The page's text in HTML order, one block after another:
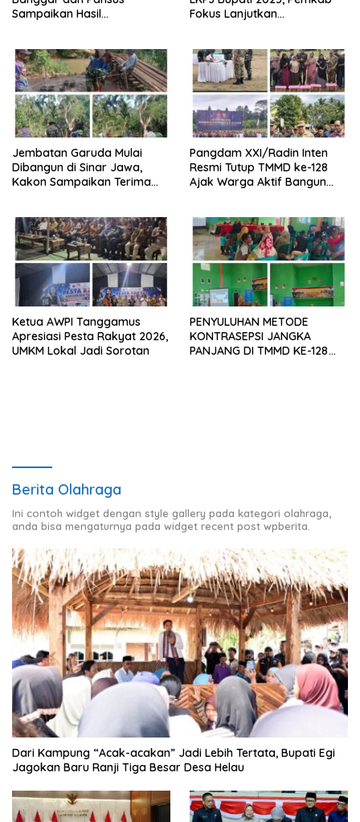
Sampaikan Hasil
Fokus Lanjutkan
Jembatan Garuda Mulai
Dibangun di Sinar Jawa,
Kakon Sampaikan Terima
Pangdam XXI/Radin Inten
Resmi Tutup TMMD ke-128
Ajak Warga Aktif Bangun
Ketua AWPI Tanggamus
Apresiasi Pesta Rakyat 2026,
UMKM Lokal Jadi Sorotan
PENYULUHAN METODE
KONTRASEPSI JANGKA
PANJANG DI TMMD KE-128
Berita Olahraga
Ini contoh widget dengan style gallery pada kategori olahraga,
anda bisa mengaturnya pada widget recent post wpberita.
Dari Kampung “Acak-acakan” Jadi Lebih Tertata, Bupati Egi
Jagokan Baru Ranji Tiga Besar Desa Helau